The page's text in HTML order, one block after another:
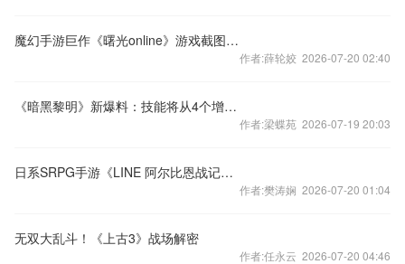
魔幻手游巨作《曙光online》游戏截图曝光
作者:薛轮姣 2026-07-20 02:40
《暗黑黎明》新爆料：技能将从4个增加至6个新技能截图曝光
作者:梁蝶苑 2026-07-19 20:03
日系SRPG手游《LINE 阿尔比恩战记》宣传片
作者:樊涛娴 2026-07-20 01:04
无双大乱斗！《上古3》战场解密
作者:任永云 2026-07-20 04:46